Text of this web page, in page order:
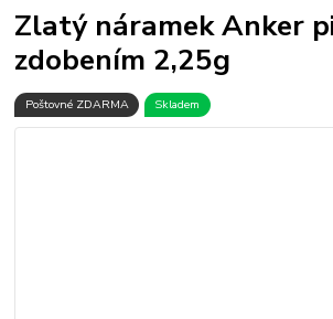
Zlatý náramek Anker
zdobením 2,25g
Poštovné ZDARMA Skladem